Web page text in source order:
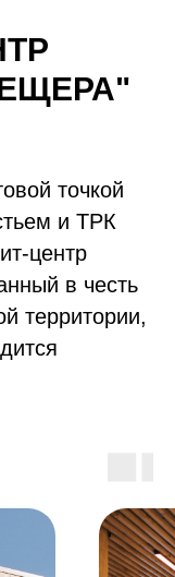
точкой
и ТРК
центр
в честь
территории,